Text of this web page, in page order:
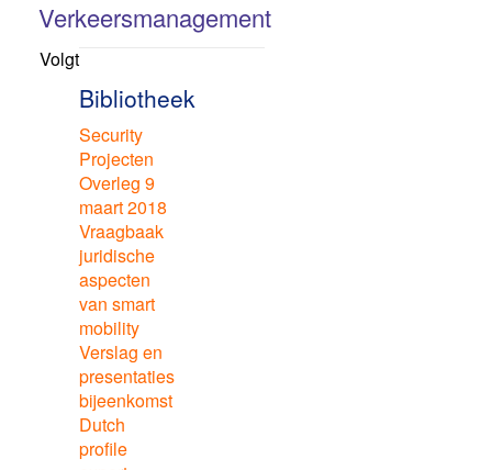
Verkeersmanagement
Volgt
Bibliotheek
Security
Projecten
Overleg 9
maart 2018
Vraagbaak
juridische
aspecten
van smart
mobility
Verslag en
presentaties
bijeenkomst
Dutch
profile